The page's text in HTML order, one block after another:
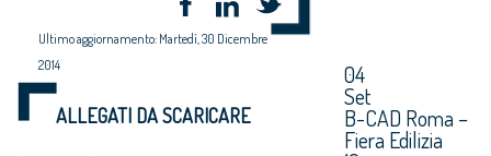
Ultimo aggiornamento: Martedì, 30 Dicembre
2014
ALLEGATI DA SCARICARE
04
Set
B-CAD Roma –
Fiera Edilizia